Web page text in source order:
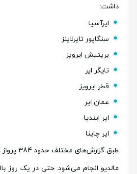
داشت:
ایرآسیا
سنگاپور تایرلاینز
بریتیش ایرویز
تایگر ایر
قطر ایرویز
عمان ایر
ایر ایندیا
ایر چاینا
طبق
مالدیو انجام می‌شود. حتی در یک روز